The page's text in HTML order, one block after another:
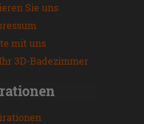
Sie uns
mit uns
3D-Badezimmer